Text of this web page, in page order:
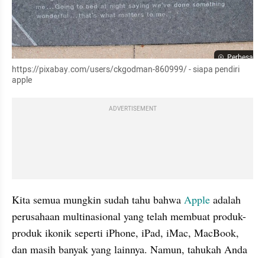
Perbesar
https://pixabay.com/users/ckgodman-860999/ - siapa pendiri
apple
ADVERTISEMENT
Kita semua mungkin sudah tahu bahwa Apple adalah
perusahaan multinasional yang telah membuat produk-
produk ikonik seperti iPhone, iPad, iMac, MacBook,
dan masih banyak yang lainnya. Namun, tahukah Anda